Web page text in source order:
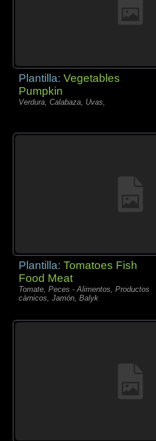
Plantilla:Vegetables
Pumpkin
Verdura, Calabaza, Uvas,
Plantilla:Tomatoes Fish
Food Meat
Tomate, Peces - Alimentos, Productos
càrnicos, Jamón, Balyk